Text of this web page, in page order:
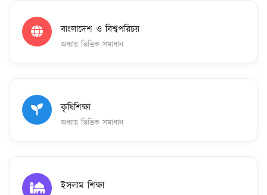
বাংলাদেশ ও বিশ্বপরিচয়
অধ্যায় ভিত্তিক সমাধান
কৃষিশিক্ষা
অধ্যায় ভিত্তিক সমাধান
ইসলাম শিক্ষা